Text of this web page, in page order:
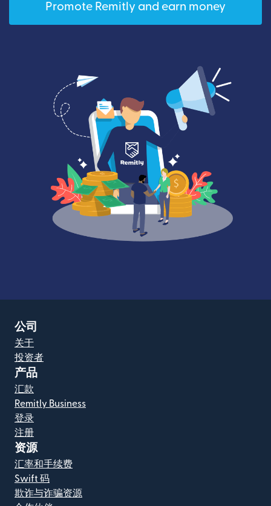
Promote Remitly and earn money
公司
关于
投资者
产品
汇款
Remitly Business
登录
注册
资源
汇率和手续费
Swift 码
欺诈与诈骗资源